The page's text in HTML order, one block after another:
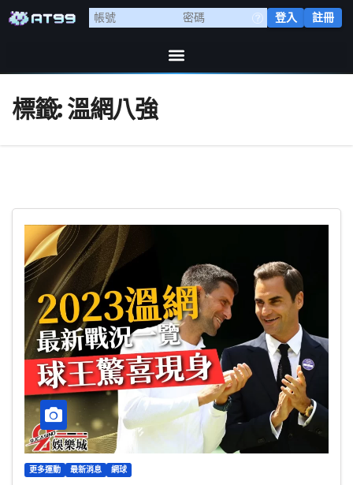
登入 註冊
標籤:溫網八強
更多運動 最新消息 網球